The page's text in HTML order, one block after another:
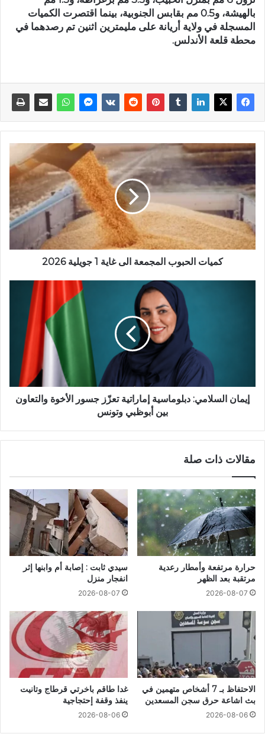
بالهيشة، و0.5 مم بقابس الجنوبية، بينما اقتصرت الكميات
المسجلة في ولاية أريانة على مليمترين اثنين تم رصدهما في
محطة قلعة الأندلس.
كميات الحبوب المجمعة الى غاية 1 جويلية 2026
إيمان السلامي: دبلوماسية إماراتية تعزّز جسور الأخوة والتعاون
بين أبوظبي وتونس
مقالات ذات صلة
حرارة مرتفعة وأمطار رعدية
مرتقبة بعد الظهر
2026-08-07
سيدي ثابت : إصابة أم وابنها إثر
انفجار منزل
2026-08-07
الاحتفاظ بـ 7 أشخاص متهمين في
بث اشاعة حرق سجن المسعدين
2026-08-06
غدا طاقم باخرتي قرطاج وتانيت
ينفذ وقفة إحتجاجية
2026-08-06